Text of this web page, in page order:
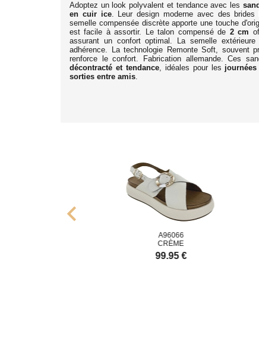
Adoptez un look polyvalent et tendance avec les
en cuir ice. Leur design moderne avec des
semelle compensée discrète apporte une touche
est facile à assortir. Le talon compensé de 2 cm
assurant un confort optimal. La semelle
adhérence. La technologie Remonte Soft, souvent
renforce le confort. Fabrication allemande. Ces
décontracté et tendance, idéales pour les
sorties entre amis.
99.95 €
chevron_left